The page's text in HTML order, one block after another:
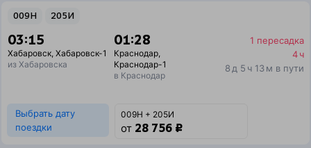
009Н 205И
03:15
Хабаровск, Хабаровск-1
из Хабаровска
01:28
Краснодар,
Краснодар-1
в Краснодар
1 пересадка
4 ч
8 д 5 ч 13 м в пути
Выбрать дату
поездки
009Н + 205И
от 28 756 ₽